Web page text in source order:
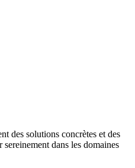
des solutions concrètes et des
dans les domaines